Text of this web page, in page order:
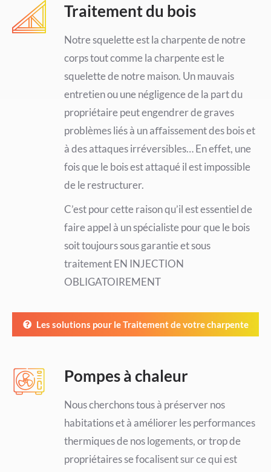
Traitement du bois
Notre squelette est la charpente de notre
corps tout comme la charpente est le
squelette de notre maison. Un mauvais
entretien ou une négligence de la part du
propriétaire peut engendrer de graves
problèmes liés à un aﬀaissement des bois et
à des attaques irréversibles… En effet, une
fois que le bois est attaqué il est impossible
de le restructurer.
C’est pour cette raison qu’il est essentiel de
faire appel à un spécialiste pour que le bois
soit toujours sous garantie et sous
traitement EN INJECTION
OBLIGATOIREMENT
Les solutions pour le Traitement de votre charpente
Pompes à chaleur
Nous cherchons tous à préserver nos
habitations et à améliorer les performances
thermiques de nos logements, or trop de
propriétaires se focalisent sur ce qui est